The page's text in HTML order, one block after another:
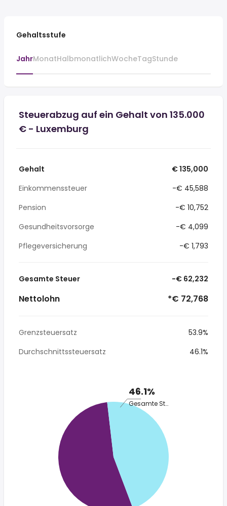
Gehaltsstufe
JahrMonatHalbmonatlichWocheTagStunde
Steuerabzug auf ein Gehalt von 135.000
€ - Luxemburg
Gehalt
€ 135,000
Einkommenssteuer
-€ 45,588
Pension
-€ 10,752
Gesundheitsvorsorge
-€ 4,099
Pflegeversicherung
-€ 1,793
Gesamte Steuer -€ 62,232
Nettolohn *€ 72,768
Grenzsteuersatz
53.9%
Durchschnittssteuersatz
46.1%
46.1%
Gesamte Steuer